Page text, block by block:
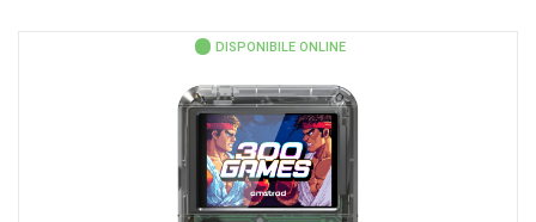
DISPONIBILE ONLINE